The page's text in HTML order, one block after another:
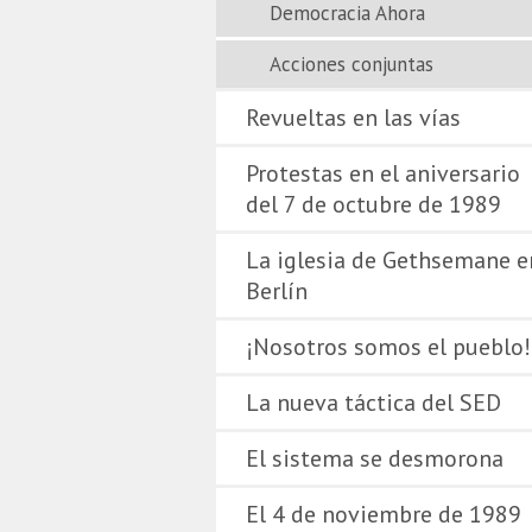
Democracia Ahora
Acciones conjuntas
Revueltas en las vías
Protestas en el aniversario
del 7 de octubre de 1989
La iglesia de Gethsemane
Berlín
¡Nosotros somos el pueblo!
La nueva táctica del SED
El sistema se desmorona
El 4 de noviembre de 1989